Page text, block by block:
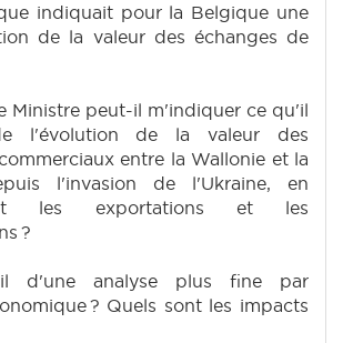
indiquait pour la Belgique une
de la valeur des échanges de
Ministre peut-il m'indiquer ce qu'il
l'évolution de la valeur des
entre la Wallonie et la
l'invasion de l'Ukraine, en
les exportations et les
?
il d'une analyse plus fine par
? Quels sont les impacts